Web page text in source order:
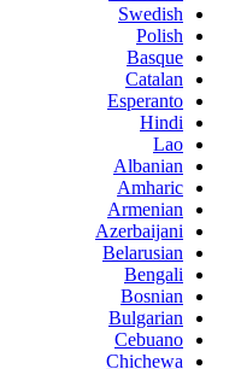
Swedish
Polish
Basque
Catalan
Esperanto
Hindi
Lao
Albanian
Amharic
Armenian
Azerbaijani
Belarusian
Bengali
Bosnian
Bulgarian
Cebuano
Chichewa